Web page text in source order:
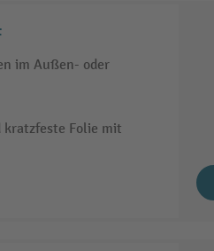
im Außen- oder
Folie mit